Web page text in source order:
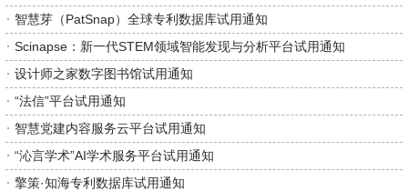
智慧芽（PatSnap）全球专利数据库试用通知
Scinapse：新一代STEM领域智能发现与分析平台试用通知
设计师之家数字图书馆试用通知
“法信”平台试用通知
智慧党建内容服务云平台试用通知
“沁言学术”AI学术服务平台试用通知
擎策·知海专利数据库试用通知